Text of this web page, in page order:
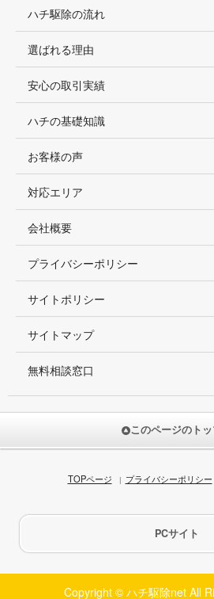
ハチ駆除の流れ
選ばれる理由
安心の取引実績
ハチの基礎知識
お客様の声
対応エリア
会社概要
プライバシーポリシー
サイトポリシー
サイトマップ
無料相談窓口
このページのト
TOPページ プライバシーポリシー
PCサイト
Copyright © ハチ駆除net All